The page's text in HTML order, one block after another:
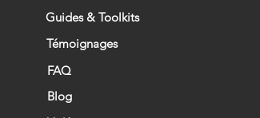
Guides & Toolkits
Témoignages
FAQ
Blog